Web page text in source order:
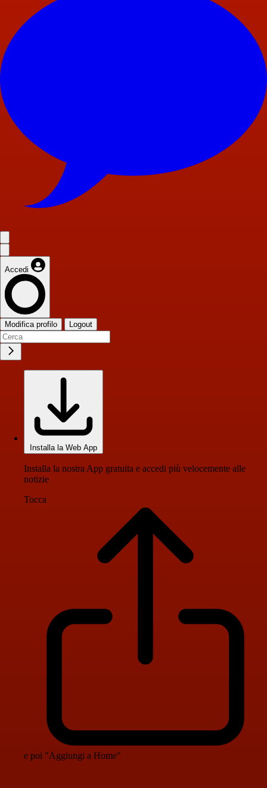
Accedi
Modifica profilo Logout
Installa la Web App
Installa la nostra App gratuita e accedi più velocemente alle
notizie
Tocca
e poi "Aggiungi a Home"